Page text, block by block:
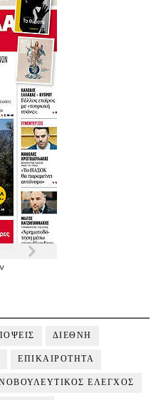
ΔΙΕΘΝΗ
ΕΠΙΚΑΙΡΟΤΗΤΑ
ΕΛΕΓΧΟΣ